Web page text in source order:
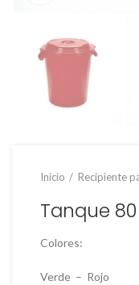
Inicio Recipiente
Tanque
Colores:
Verde – Rojo